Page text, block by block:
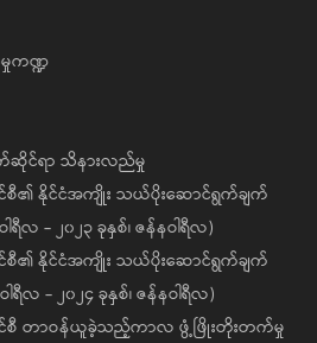
မှုကဏ္ဍ
င်ရာ သိနားလည်မှု
စီ၏ နိုင်ငံအကျိုး သယ်ပိုးဆောင်ရွက်ချက်
ရီလ - ၂၀၂၃ ခုနှစ်၊ ဇန်နဝါရီလ)
စီ၏ နိုင်ငံအကျိုး သယ်ပိုးဆောင်ရွက်ချက်
ရီလ - ၂၀၂၄ ခုနှစ်၊ ဇန်နဝါရီလ)
င်စီ တာဝန်ယူခဲ့သည့်ကာလ ဖွံ့ဖြိုးတိုးတက်မှု